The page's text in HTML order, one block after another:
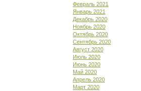
Февраль 2021
Январь 2021
Декабрь 2020
Ноябрь 2020
Октябрь 2020
Сентябрь 2020
Август 2020
Июль 2020
Июнь 2020
Май 2020
Апрель 2020
Март 2020